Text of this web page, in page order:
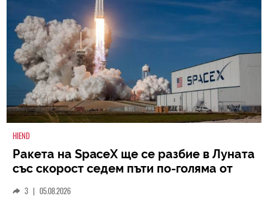
HIEND
Ракета на SpaceX ще се разбие в Луната
със скорост седем пъти по-голяма от
3 | 05.08.2026